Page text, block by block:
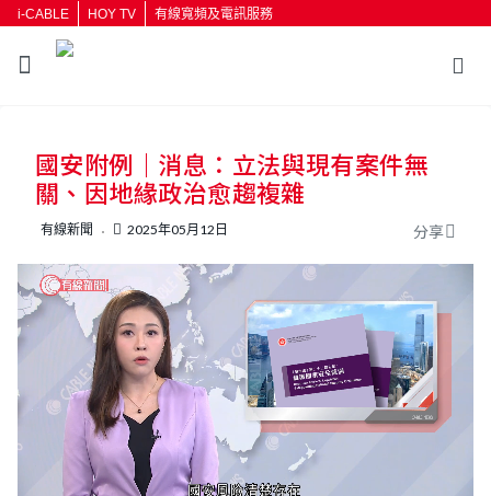
i-CABLE HOY TV 有線寬頻及電訊服務
按輸入鍵開始搜尋
國安附例｜消息：立法與現有案件無
關、因地緣政治愈趨複雜
有線新聞 2025年05月12日 分享